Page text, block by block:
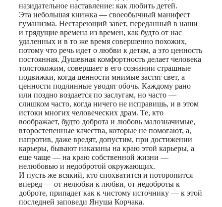
назидательное наставление: как любить детей.
Эта небольшая книжка — своеобычный манифест
гуманизма. Нестареющий завет, переданный в наши
и грядущие времена из времен, как будто от нас
удаленных и в то же время совершенно похожих,
потому что речь идет о любви к детям, а это ценность
постоянная. Душевная комфортность делает человека
толстокожим, совершает в его сознании страшные
подвижки, когда ценности мнимые застят свет, а
ценности подлинные уводят обочь. Каждому рано
или поздно воздается по заслугам, но часто —
слишком часто, когда ничего не исправишь, и в этом
истоки многих человеческих драм. Те, кто
воображает, будто доброта и любовь малозначимые,
второстепенные качества, которые не помогают, а,
напротив, даже вредят, допустим, при достижении
карьеры, бывают наказаны на краю этой карьеры, а
еще чаще — на краю собственной жизни —
нелюбовью и недобротой окружающих.
И пусть же всякий, кто спохватится и поторопится
вперед — от нелюбви к любви, от недоброты к
доброте, припадет как к чистому источнику — к этой
последней заповеди Януша Корчака.